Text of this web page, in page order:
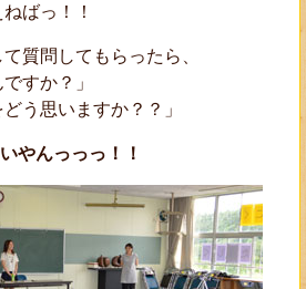
ばっ！！
質問してもらったら、
すか？」
う思いますか？？」
やんっっっ！！